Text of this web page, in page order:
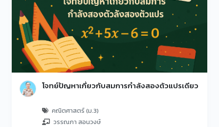
โจทย์ปัญหาเกี่ยวกับสมการกำลังสองตัวแปรเดียว
คณิตศาสตร์ (ม.3)
วรรณภา สอนวงษ์